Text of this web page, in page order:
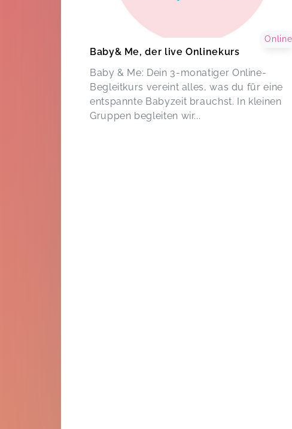
Baby& Me, der live Onlinekurs
Baby & Me: Dein 3-monatiger Online-
Begleitkurs vereint alles, was du für eine
entspannte Babyzeit brauchst. In kleinen
Gruppen begleiten wir...
Online